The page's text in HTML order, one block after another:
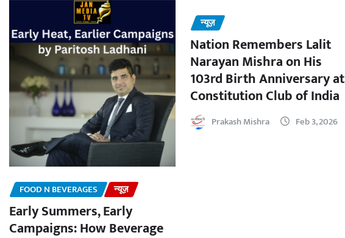
FOOD N BEVERAGES न्यूज़
Early Summers, Early
Campaigns: How Beverage
न्यूज़
Nation Remembers Lalit
Narayan Mishra on His
103rd Birth Anniversary at
Constitution Club of India
Prakash Mishra Feb 3, 2026